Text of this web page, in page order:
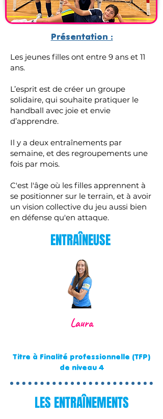
Présentation :
Les jeunes filles ont entre 9 ans et 11
ans.​
L’esprit est de créer un groupe
solidaire, qui souhaite pratiquer le
handball avec joie et envie
d’apprendre.​
Il y a deux entraînements par
semaine, et des regroupements une
fois par mois.
​C'est l'âge où les filles apprennent à
se positionner sur le terrain, et à avoir
un vision collective du jeu aussi bien
en défense qu'en attaque.
ENTRAÎNEUSE
Laura
Titre à Finalité professionnelle (TFP)
de niveau 4
LES ENTRAÎNEMENTS